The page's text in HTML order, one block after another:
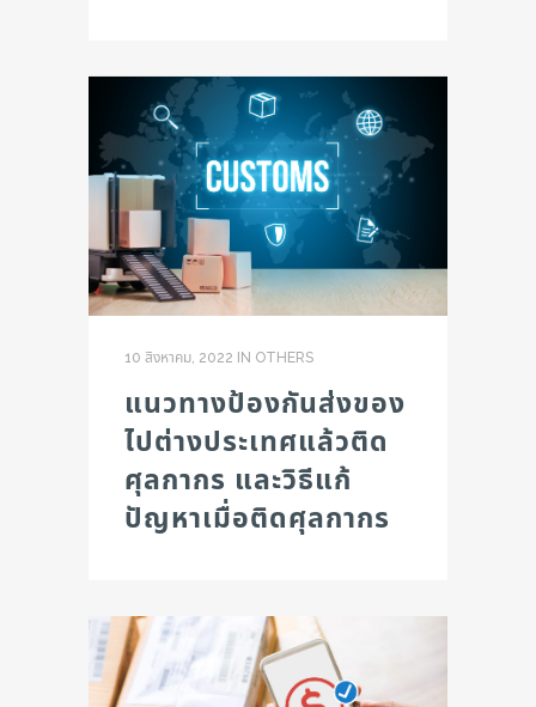
10 สิงหาคม, 2022 IN OTHERS
แนวทางป้องกันส่งของ
ไปต่างประเทศแล้วติด
ศุลกากร และวิธีแก้
ปัญหาเมื่อติดศุลกากร